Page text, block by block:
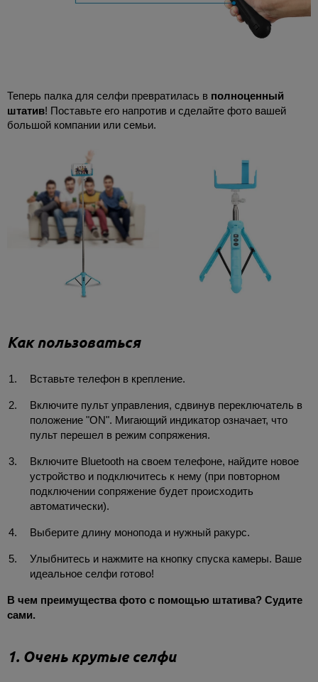
Теперь палка для селфи превратилась в полноценный
штатив! Поставьте его напротив и сделайте фото вашей
большой компании или семьи.
Как пользоваться
Вставьте телефон в крепление.
Включите пульт управления, сдвинув переключатель в
положение "ON". Мигающий индикатор означает, что
пульт перешел в режим сопряжения.
Включите Bluetooth на своем телефоне, найдите новое
устройство и подключитесь к нему (при повторном
подключении сопряжение будет происходить
автоматически).
Выберите длину монопода и нужный ракурс.
Улыбнитесь и нажмите на кнопку спуска камеры. Ваше
идеальное селфи готово!
В чем преимущества фото с помощью штатива? Судите
сами.
1. Очень крутые селфи